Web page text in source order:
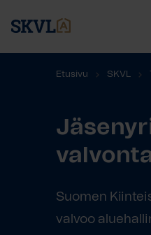
Etusivu SKVL
Suomen
valvoo